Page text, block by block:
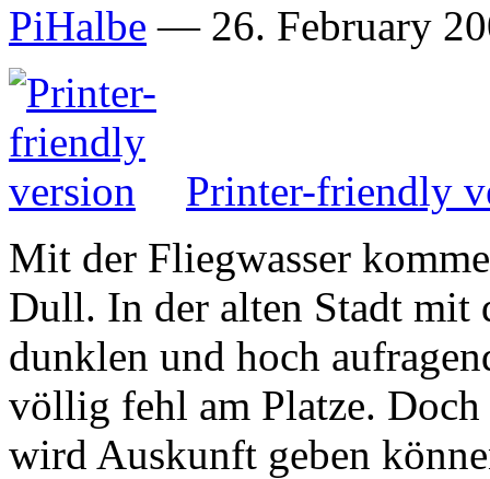
PiHalbe — 26. February
Printer-friendly
Mit der Fliegwasser
Dull. In der alten Stadt mit
dunklen und hoch
völlig fehl am Platze.
wird Auskunft geben